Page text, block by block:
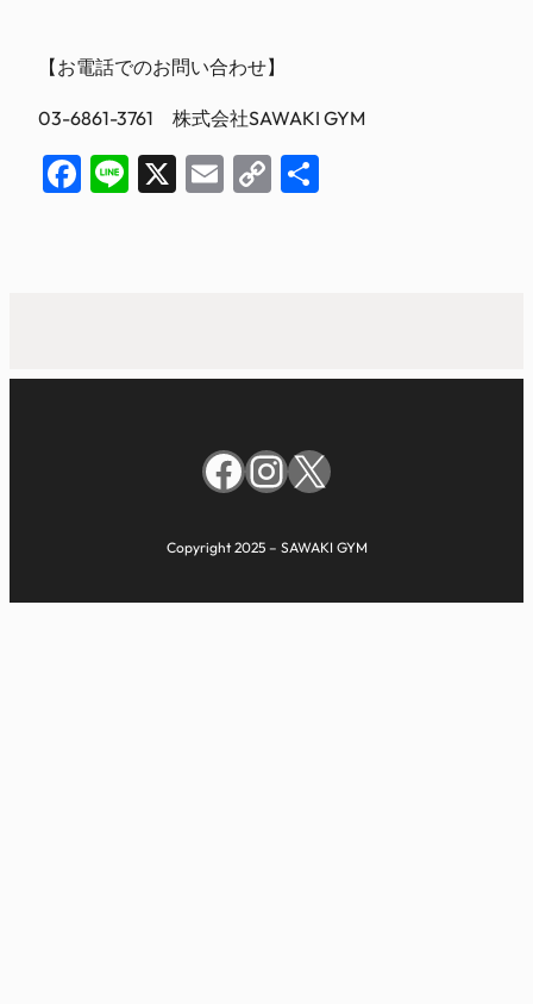
【お電話でのお問い合わせ】
03-6861-3761 株式会社SAWAKI GYM
Facebook
Line
X EmailCopy
Facebook
Instagram
X
Copyright 2025 – SAWAKI GYM